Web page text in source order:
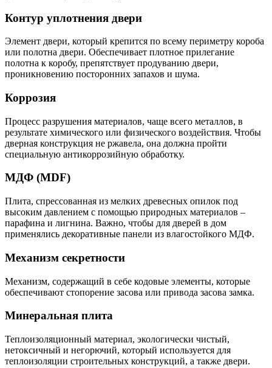
Контур уплотнения двери
Элемент двери, который крепится по всему периметру короба
или полотна двери. Обеспечивает плотное прилегание
полотна к коробу, препятствует продуванию двери,
проникновению посторонних запахов и шума.
Коррозия
Процесс разрушения материалов, чаще всего металлов, в
результате химического или физического воздействия. Чтобы
дверная конструкция не ржавела, она должна пройти
специальную антикоррозийную обработку.
МДФ (MDF)
Плита, спрессованная из мелких древесных опилок под
высоким давлением с помощью природных материалов –
парафина и лигнина. Важно, чтобы для дверей в дом
применялись декоративные панели из влагостойкого МДФ.
Механизм секретности
Механизм, содержащий в себе кодовые элементы, которые
обеспечивают стопорение засова или привода засова замка.
Минеральная плита
Теплоизоляционный материал, экологически чистый,
нетоксичный и негорючий, который используется для
теплоизоляции строительных конструкций, а также двери.